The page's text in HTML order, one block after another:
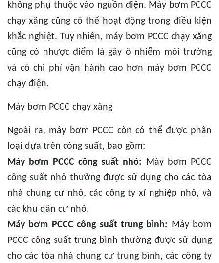
không phụ thuộc vào nguồn điện. Máy bơm PCCC
chạy xăng cũng có thể hoạt động trong điều kiện
khắc nghiệt. Tuy nhiên, máy bơm PCCC chạy xăng
cũng có nhược điểm là gây ô nhiễm môi trường
và có chi phí vận hành cao hơn máy bơm PCCC
chạy điện.
Máy bơm PCCC chạy xăng
Ngoài ra, máy bơm PCCC còn có thể được phân
loại dựa trên công suất, bao gồm:
Máy bơm PCCC công suất nhỏ: Máy bơm PCCC
công suất nhỏ thường được sử dụng cho các tòa
nhà chung cư nhỏ, các công ty xí nghiệp nhỏ, và
các khu dân cư nhỏ.
Máy bơm PCCC công suất trung bình: Máy bơm
PCCC công suất trung bình thường được sử dụng
cho các tòa nhà chung cư trung bình, các công ty